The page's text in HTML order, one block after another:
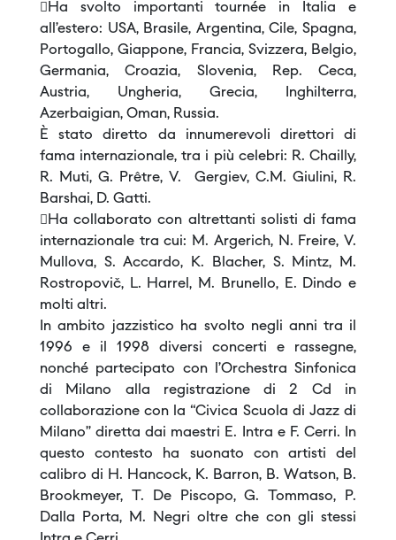
Ha svolto importanti tournée in Italia e
all’estero: USA, Brasile, Argentina, Cile, Spagna,
Portogallo, Giappone, Francia, Svizzera, Belgio,
Germania, Croazia, Slovenia, Rep. Ceca,
Austria, Ungheria, Grecia, Inghilterra,
Azerbaigian, Oman, Russia.
È stato diretto da innumerevoli direttori di
fama internazionale, tra i più celebri: R. Chailly,
R. Muti, G. Prêtre, V. Gergiev, C.M. Giulini, R.
Barshai, D. Gatti.
Ha collaborato con altrettanti solisti di fama
internazionale tra cui: M. Argerich, N. Freire, V.
Mullova, S. Accardo, K. Blacher, S. Mintz, M.
Rostropovič, L. Harrel, M. Brunello, E. Dindo e
molti altri.
In ambito jazzistico ha svolto negli anni tra il
1996 e il 1998 diversi concerti e rassegne,
nonché partecipato con l’Orchestra Sinfonica
di Milano alla registrazione di 2 Cd in
collaborazione con la “Civica Scuola di Jazz di
Milano” diretta dai maestri E. Intra e F. Cerri. In
questo contesto ha suonato con artisti del
calibro di H. Hancock, K. Barron, B. Watson, B.
Brookmeyer, T. De Piscopo, G. Tommaso, P.
Dalla Porta, M. Negri oltre che con gli stessi